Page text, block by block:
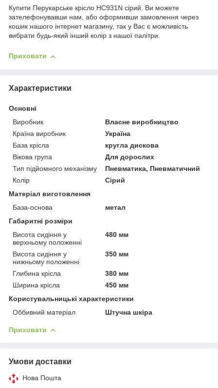
Купити Перукарське крісло HC931N сірий. Ви можете
зателефонувавши нам, або оформивши замовлення через
кошик нашого інтернет магазину, так у Вас є можливість
вибрати будь-який інший колір з нашої палітри.
Приховати
Характеристики
Основні
Виробник
Власне виробництво
Країна виробник
Україна
База крісла
кругла дискова
Вікова група
Для дорослих
Тип підйомного механізму
Пневматика, Пневматичний
Колір
Сірий
Матеріал виготовлення
База-основа
метал
Габаритні розміри
Висота сидіння у
верхньому положенні
480 мм
Висота сидіння у
нижньому положенні
350 мм
Глибина крісла
380 мм
Ширина крісла
450 мм
Користувальницькі характеристики
Оббивний матеріал
Штучна шкіра
Приховати
Умови доставки
Нова Пошта